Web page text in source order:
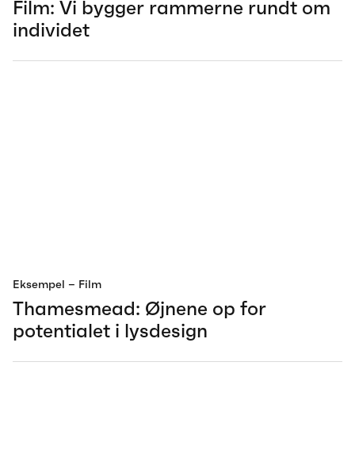
Film: Vi bygger rammerne rundt om
individet
Eksempel – Film
Thamesmead: Øjnene op for
potentialet i lysdesign